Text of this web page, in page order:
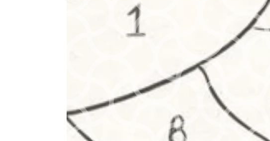
parfait pour tes
coloriage mystère
mieux choisir son
matériel pour
mieux